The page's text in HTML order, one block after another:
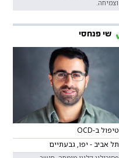
וצמיחה.
שי פנחסי
טיפול ב-OCD
תל אביב - יפו, גבעתיים